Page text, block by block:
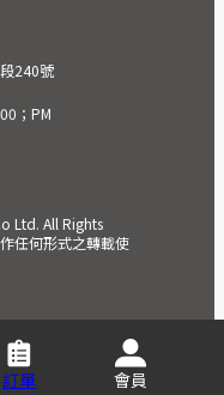
240號
；PM
Ltd. All Rights
任何形式之轉載使
訂單 會員